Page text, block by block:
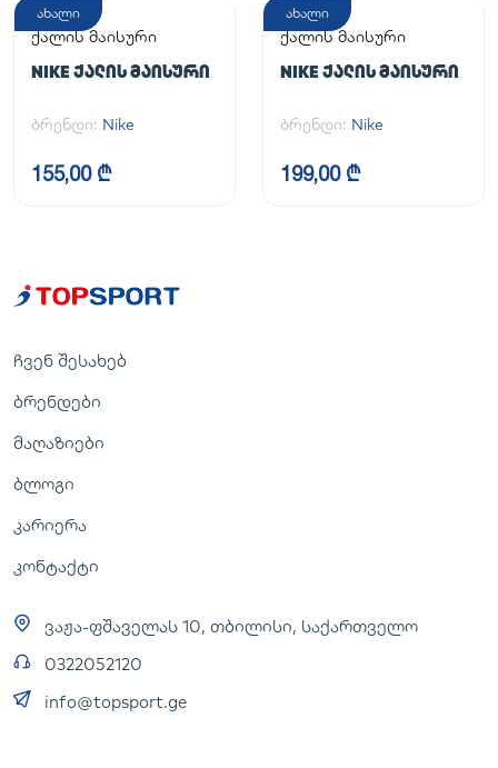
ახალი
ქალის მაისური
NIKE ᲥᲐᲚᲘᲡ ᲛᲐᲘᲡᲣᲠᲘ
ბრენდი: Nike
155,00 ₾
ახალი
ქალის მაისური
NIKE ᲥᲐᲚᲘᲡ ᲛᲐᲘᲡᲣᲠᲘ
ბრენდი: Nike
199,00 ₾
ჩვენ შესახებ
ბრენდები
მაღაზიები
ბლოგი
კარიერა
კონტაქტი
ვაჟა-ფშაველას 10, თბილისი, საქართველო
0322052120
info@topsport.ge